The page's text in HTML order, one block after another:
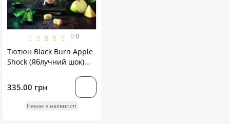
0
Тютюн Black Burn Apple
Shock (Яблучний шок)
335.00 грн
Немає в наявності